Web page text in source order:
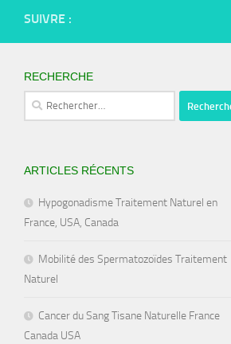
SUIVRE :
RECHERCHE
Rechercher :
ARTICLES RÉCENTS
Hypogonadisme Traitement Naturel en
France, USA, Canada
Mobilité des Spermatozoïdes Traitement
Naturel
Cancer du Sang Tisane Naturelle France
Canada USA